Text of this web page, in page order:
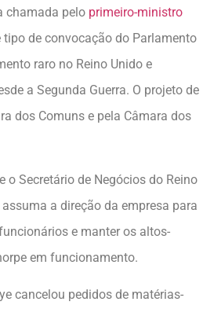
chamada pelo primeiro-ministro
tipo de convocação do Parlamento
raro no Reino Unido e
a Segunda Guerra. O projeto de
dos Comuns e pela Câmara dos
o Secretário de Negócios do Reino
a direção da empresa para
e manter os altos-
em funcionamento.
cancelou pedidos de matérias-